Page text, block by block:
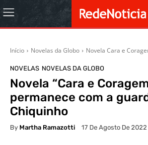
Início Novelas da Globo Novela Cara e
NOVELAS NOVELAS DA GLOBO
Novela “Cara e
permanece com a
Chiquinho
By Martha Ramazotti 17 De Agosto De 2022